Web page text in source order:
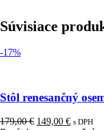
Súvisiace
-17%
Stôl renesančný
179,00€ Pôvodná
149,00 €Aktuálna
s DPH